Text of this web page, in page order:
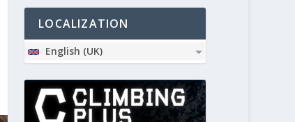
LOCALIZATION
English (UK)